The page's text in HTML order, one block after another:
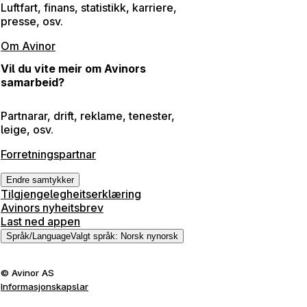
Luftfart, finans, statistikk, karriere,
presse, osv.
Om Avinor
Vil du vite meir om Avinors
samarbeid?
Partnarar, drift, reklame, tenester,
leige, osv.
Forretningspartnar
Endre samtykker
Tilgjengelegheitserklæring
Avinors nyheitsbrev
Last ned appen
Språk/LanguageValgt språk: Norsk nynorsk
© Avinor AS
Informasjonskapslar